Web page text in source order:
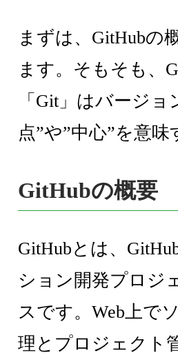
まずは、GitHubの
ます。そもそも、
「Git」はバージ
点”や”中心”を意味
GitHubの概要
GitHubとは、
ション開発プロジ
スです。Web上で
理とプロジェクト